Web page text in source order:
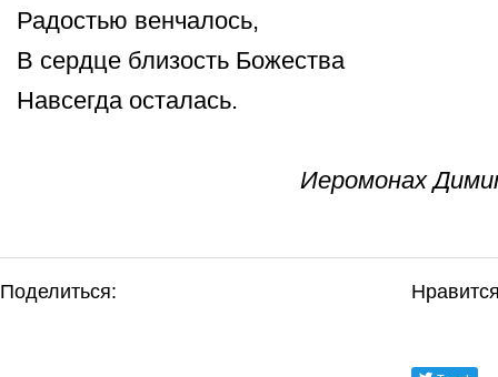
Радостью венчалось,
В сердце близость Божества
Навсегда осталась.
Иеромонах
Поделиться: